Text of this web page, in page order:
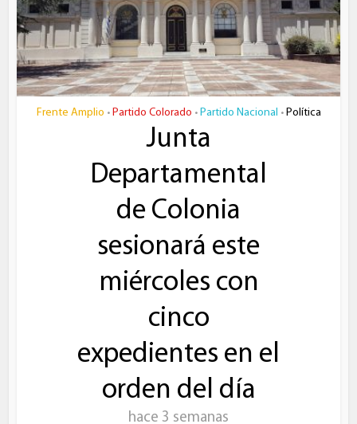
Frente Amplio • Partido Colorado • Partido Nacional • Política
Junta
Departamental
de Colonia
sesionará este
miércoles con
cinco
expedientes en el
orden del día
hace 3 semanas